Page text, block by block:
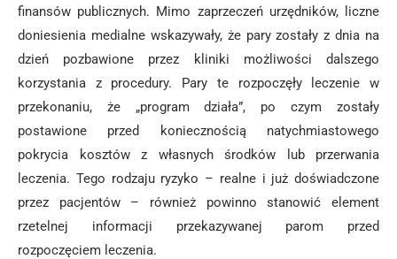
finansów publicznych. Mimo zaprzeczeń urzędników, liczne
doniesienia medialne wskazywały, że pary zostały z dnia na
dzień pozbawione przez kliniki możliwości dalszego
korzystania z procedury. Pary te rozpoczęły leczenie w
przekonaniu, że „program działa”, po czym zostały
postawione przed koniecznością natychmiastowego
pokrycia kosztów z własnych środków lub przerwania
leczenia. Tego rodzaju ryzyko – realne i już doświadczone
przez pacjentów – również powinno stanowić element
rzetelnej informacji przekazywanej parom przed
rozpoczęciem leczenia.